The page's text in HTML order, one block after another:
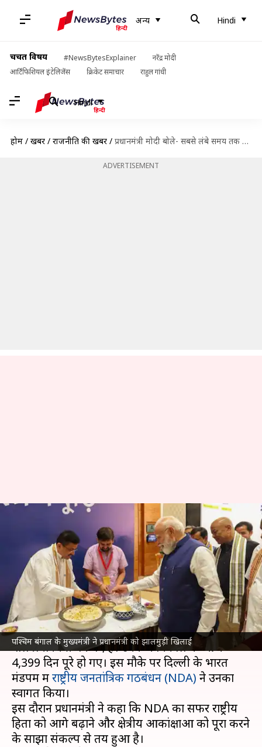
अन्य Hindi
चर्चित विषय #NewsBytesExplainer
नरेंद्र मोदी
आर्टिफिशियल इंटेलिजेंस
क्रिकेट समाचार राहुल गांधी
Hindi
होम / खबरें / राजनीति की खबरें / प्रधानमंत्री मोदी बोले- सबसे लंबे समय तक पद पर रहना मेरा सौभाग्य, ये पूरे NDA की उपलब्धि
ADVERTISEMENT
पश्चिम बंगाल के मुख्यमंत्री ने प्रधानमंत्री को झालमुड़ी खिलाई
प्रधानमंत्री मोदी बोले- सबसे लंबे समय
तक पद पर रहना मेरा सौभाग्य, ये पूरे
NDA की उपलब्धि
लेखन आबिद खान Jun 10, 2026 07:49 pm
क्या है खबर?
नरेंद्र मोदीदेश के सबसे लंबे समय तक लगातार सेवा देने
वाले प्रधानमंत्री बन गए हैं। उनके कार्यकाल के आज
4,399 दिन पूरे हो गए। इस मौके पर दिल्ली के भारत
मंडपम मेंराष्ट्रीय जनतांत्रिक गठबंधन (NDA) ने उनका
स्वागत किया।
इस दौरान प्रधानमंत्री ने कहा कि NDA का सफर राष्ट्रीय
हितों को आगे बढ़ाने और क्षेत्रीय आकांक्षाओं को पूरा करने
के साझा संकल्प से तय हुआ है।